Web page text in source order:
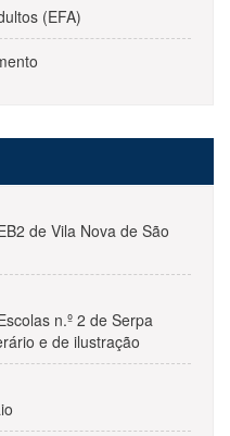
(EFA)
de Vila Nova de São
n.º 2 de Serpa
e de ilustração